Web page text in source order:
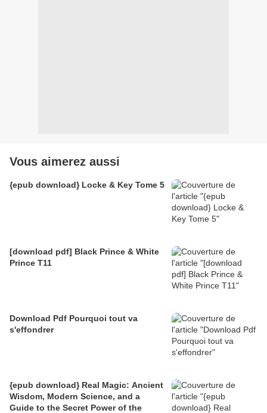
Vous aimerez aussi
{epub download} Locke & Key Tome 5
[download pdf] Black Prince & White
Prince T11
Download Pdf Pourquoi tout va
s'effondrer
{epub download} Real Magic: Ancient
Wisdom, Modern Science, and a
Guide to the Secret Power of the